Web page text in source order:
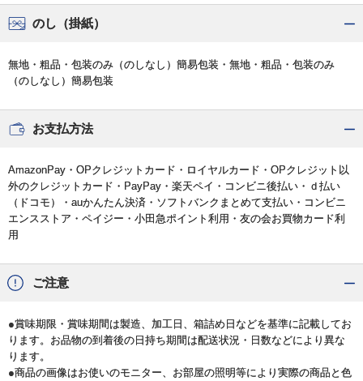
のし（掛紙）
無地・粗品・包装のみ（のしなし）簡易包装・無地・粗品・包装のみ
（のしなし）簡易包装
お支払方法
AmazonPay・OPクレジットカード・ロイヤルカード・OPクレジット以
外のクレジットカード・PayPay・楽天ペイ・コンビニ後払い・ｄ払い
（ドコモ）・auかんたん決済・ソフトバンクまとめて支払い・コンビニ
エンスストア・ペイジー・小田急ポイント利用・友の会お買物カード利
用
ご注意
●賞味期限・賞味期間は製造、加工日、箱詰め日などを基準に記載してお
ります。お品物の到着後の日持ち期間は配送状況・日数などにより異な
ります。
●商品の画像はお使いのモニター、お部屋の照明等により実際の商品と色